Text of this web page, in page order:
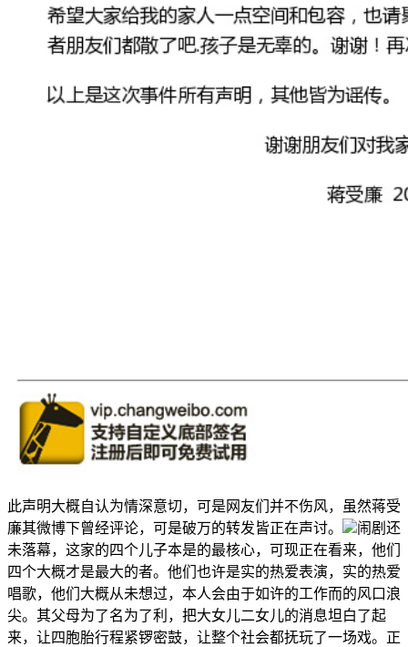
此声明大概自认为情深意切，可是网友们并不伤风，虽然蒋受
廉其微博下曾经评论，可是破万的转发皆正在声讨。
闹剧还
未落幕，这家的四个儿子本是的最核心，可现正在看来，他们
四个大概才是最大的者。他们也许是实的热爱表演，实的热爱
唱歌，他们大概从未想过，本人会由于如许的工作而的风口浪
尖。其父母为了名为了利，把大女儿二女儿的消息坦白了起
来，让四胞胎行程紧锣密鼓，让整个社会都抚玩了一场戏。正